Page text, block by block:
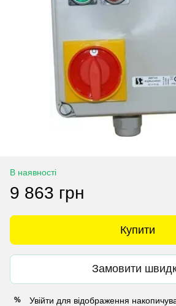
В наявності
9 863 грн
Купити
Замовити
% Увійти для відображення